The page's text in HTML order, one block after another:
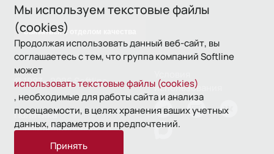
Мы используем текстовые файлы
(cookies)
Продолжая использовать данный веб-сайт, вы
соглашаетесь с тем, что группа компаний Softline
может
использовать текстовые файлы (cookies)
, необходимые для работы сайта и анализа
посещаемости, в целях хранения ваших учетных
данных, параметров и предпочтений.
Принять
Связаться с отделом качества
© 1993—2026 Softline
использования
Политика
конфиденциальности